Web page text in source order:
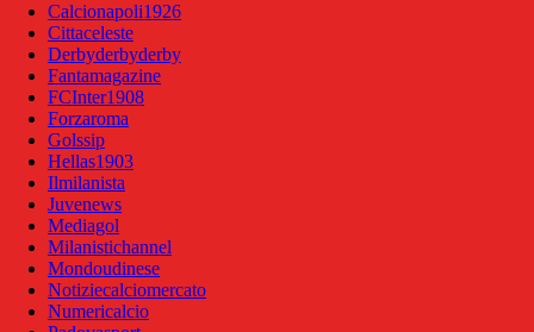
Calcionapoli1926
Cittaceleste
Derbyderbyderby
Fantamagazine
FCInter1908
Forzaroma
Golssip
Hellas1903
Ilmilanista
Juvenews
Mediagol
Milanistichannel
Mondoudinese
Notiziecalciomercato
Numericalcio